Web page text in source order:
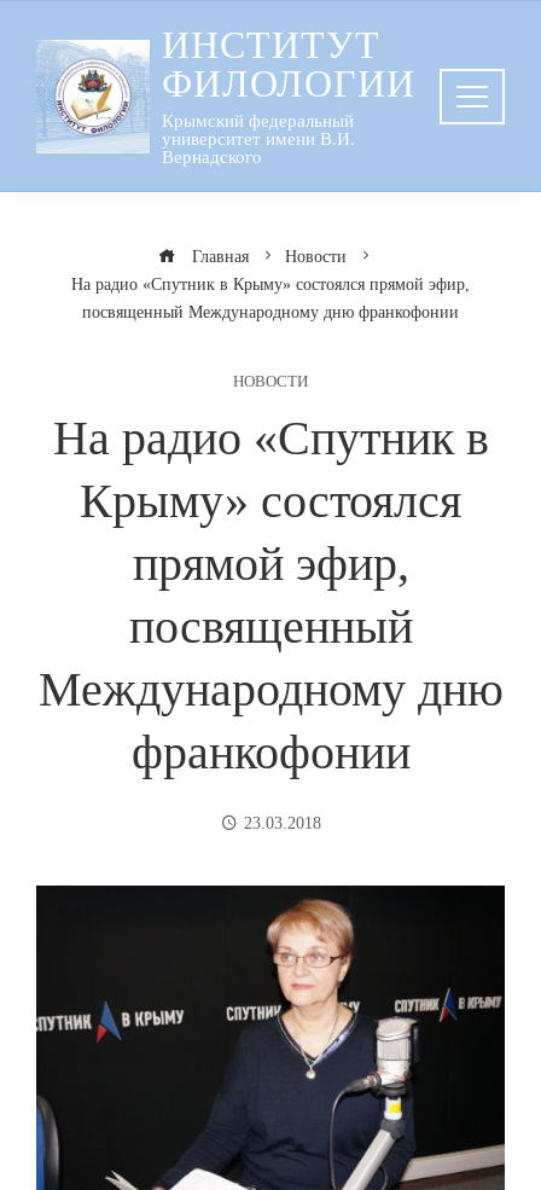
содержанию
ИНСТИТУТ
ФИЛОЛОГИИ
Крымский федеральный
университет имени В.И.
Вернадского
Главная
Новости
На радио «Спутник в Крыму» состоялся прямой эфир,
посвященный Международному дню франкофонии
НОВОСТИ
На радио «Спутник в
Крыму» состоялся
прямой эфир,
посвященный
Международному дню
франкофонии
23.03.2018